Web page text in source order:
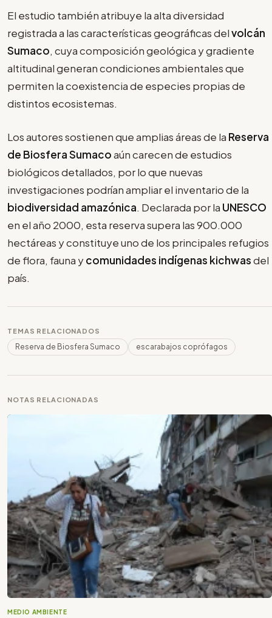
El estudio también atribuye la alta diversidad
registrada a las características geográficas delvolcán
Sumaco, cuya composición geológica y gradiente
altitudinal generan condiciones ambientales que
permiten la coexistencia de especies propias de
distintos ecosistemas.
Los autores sostienen que amplias áreas de la Reserva
de Biosfera Sumacoaún carecen de estudios
biológicos detallados, por lo que nuevas
investigaciones podrían ampliar el inventario de la
biodiversidad amazónica. Declarada por la UNESCO
en el año 2000, esta reserva supera las 900.000
hectáreas y constituye uno de los principales refugios
de flora, fauna ycomunidades indígenas kichwasdel
país.
TEMAS RELACIONADOS
Reserva de Biosfera Sumaco escarabajos coprófagos
NOTAS RELACIONADAS
MEDIO AMBIENTE